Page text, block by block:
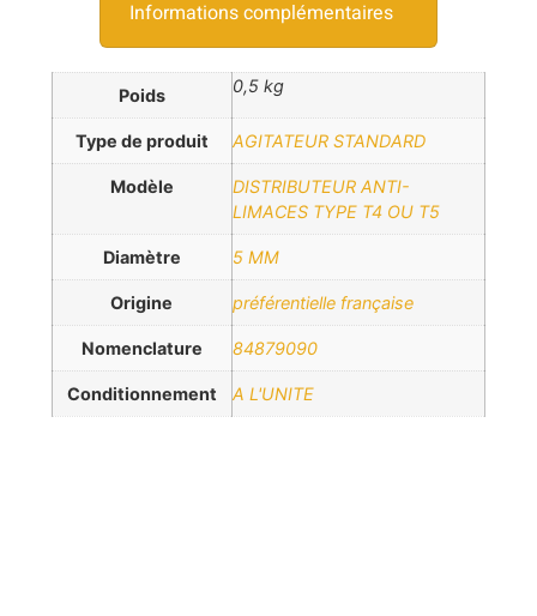
Informations complémentaires
Poids 0,5 kg
Type de produit AGITATEUR STANDARD
Modèle
DISTRIBUTEUR ANTI-
LIMACES TYPE T4 OU T5
Diamètre 5 MM
Origine préférentielle française
Nomenclature 84879090
Conditionnement A L'UNITE